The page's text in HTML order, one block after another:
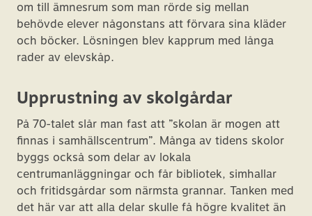
om till ämnesrum som man rörde sig mellan
behövde elever någonstans att förvara sina kläder
och böcker. Lösningen blev kapprum med långa
rader av elevskåp.
Upprustning av skolgårdar
På 70-talet slår man fast att ”skolan är mogen att
finnas i samhällscentrum”. Många av tidens skolor
byggs också som delar av lokala
centrumanläggningar och får bibliotek, simhallar
och fritidsgårdar som närmsta grannar. Tanken med
det här var att alla delar skulle få högre kvalitet än